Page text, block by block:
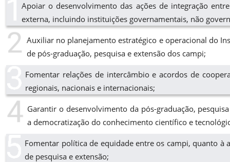
Apoiar o desenvolvimento das ações de integração
externa, incluindo instituições governamentais, não
Auxiliar no planejamento estratégico e operacional do
de pós-graduação, pesquisa e extensão dos campi;
Fomentar relações de intercâmbio e acordos de
regionais, nacionais e internacionais;
Garantir o desenvolvimento da pós-graduação,
a democratização do conhecimento científico e
Fomentar política de equidade entre os campi, quanto à
de pesquisa e extensão;